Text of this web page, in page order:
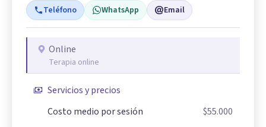
Teléfono WhatsApp Email
Online
Terapia online
Servicios y precios
Costo medio por sesión
$55.000